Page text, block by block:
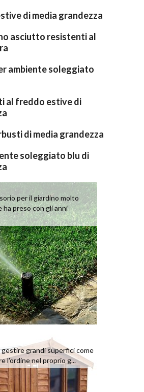
di media grandezza
asciutto resistenti al
ambiente soleggiato
al freddo estive di
di media grandezza
soleggiato blu di
per il giardino molto
ha preso con gli anni
grandi superfici come
l'ordine nel proprio g...